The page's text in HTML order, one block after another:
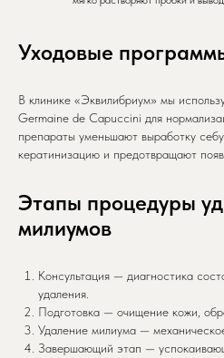
Уходовые
В клинике «Эквилибриум» мы
Germaine de Capuccini для
препараты уменьшают выработку
кератинизацию и предотвращают
Этапы процедуры
милиумов
Консультация — диагностика
удаления.
Подготовка — очищение кожи,
Удаление милиума —
Завершающий этап —